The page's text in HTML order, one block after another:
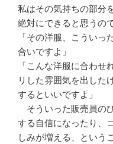
私はその気持ちの部分
絶対にできると思うので
「その洋服、こういっ
合いですよ」
「こんな洋服に合わせ
リした雰囲気を出した
するといいですよ」
そういった販売員の
する自信になったり、
しみが増える、という